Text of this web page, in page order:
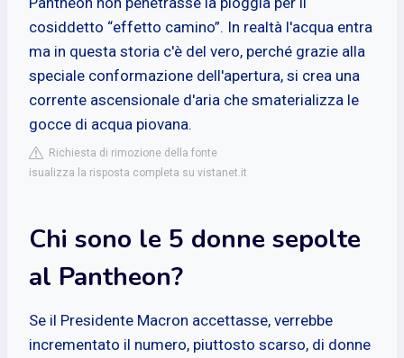
cosiddetto “effetto camino”. In realtà l'acqua entra
ma in questa storia c'è del vero, perché grazie alla
speciale conformazione dell'apertura, si crea una
corrente ascensionale d'aria che smaterializza le
gocce di acqua piovana.
Richiesta di rimozione della fonte
isualizza la risposta completa su vistanet.it
Chi sono le 5 donne sepolte
al Pantheon?
Se il Presidente Macron accettasse, verrebbe
incrementato il numero, piuttosto scarso, di donne